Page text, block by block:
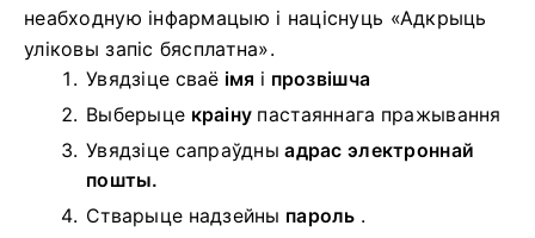
неабходную інфармацыю і націснуць «Адкрыць
уліковы запіс бясплатна».
Увядзіце сваё імя і прозвішча
Выберыце краіну пастаяннага пражывання
Увядзіце сапраўдныадрас электроннай
пошты.
Стварыце надзейны пароль .